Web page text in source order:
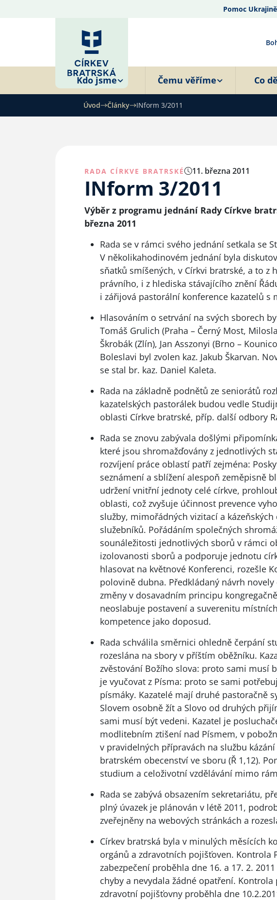
Pomoc
Kdo jsme Čemu věříme Co
Úvod Články INform 3/2011
RADA CÍRKVE BRATRSKÉ 11. března 2011
INform 3/2011
Výběr z programu jednání Rady Církve
března 2011
Rada se v rámci svého jednání setkala se
V několikahodinovém jednání byla
sňatků smíšených, v Církvi bratrské, a to
právního, i z hlediska stávajícího znění
i zářijová pastorální konference kazatelů s
Hlasováním o setrvání na svých sborech
Tomáš Grulich (Praha – Černý Most,
Škrobák (Zlín), Jan Asszonyi (Brno –
Boleslavi byl zvolen kaz. Jakub Škarvan.
se stal br. kaz. Daniel Kaleta.
Rada na základně podnětů ze seniorátů
kazatelských pastorálek budou vedle
oblasti Církve bratrské, příp. další odbory
Rada se znovu zabývala došlými
které jsou shromažďovány z jednotlivých
rozvíjení práce oblastí patří zejména:
seznámení a sblížení alespoň zeměpisně
udržení vnitřní jednoty celé církve,
oblasti, což zvyšuje účinnost prevence
služby, mimořádných vizitací a
služebníků. Pořádáním společných
sounáležitosti jednotlivých sborů v rámci
izolovanosti sborů a podporuje jednotu
hlasovat na květnové Konferenci, rozešle
polovině dubna. Předkládaný návrh
změny v dosavadním principu
neoslabuje postavení a suverenitu
kompetence jako doposud.
Rada schválila směrnici ohledně čerpání
rozeslána na sbory v příštím oběžníku.
zvěstování Božího slova: proto sami musí
je vyučovat z Písma: proto se sami
písmáky. Kazatelé mají druhé pastoračně
Slovem osobně žít a Slovo od druhých
sami musí být vedeni. Kazatel je
modlitebním ztišení nad Písmem, v
v pravidelných přípravách na službu
bratrském obecenství ve sboru (Ř 1,12).
studium a celoživotní vzdělávání mimo
Rada se zabývá obsazením sekretariátu,
plný úvazek je plánován v létě 2011,
zveřejněny na webových stránkách a
Církev bratrská byla v minulých měsících
orgánů a zdravotních pojišťoven. Kontrola
zabezpečení proběhla dne 16. a 17. 2.
chyby a nevydala žádné opatření.
zdravotní pojišťovny proběhla dne